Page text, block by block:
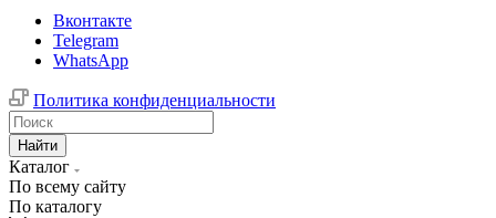
Вконтакте
Telegram
WhatsApp
Политика конфиденциальности
Найти
Каталог
По всему сайту
По каталогу